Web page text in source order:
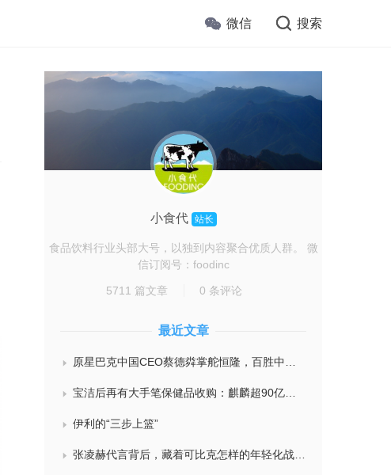
微信 搜索
小食代 站长
食品饮料行业头部大号，以独到内容聚合优质人群。 微
信订阅号：foodinc
5711 篇文章 0 条评论
最近文章
原星巴克中国CEO蔡德粦掌舵恒隆，百胜中国完成必胜客内地所有权收购，泸溪河迎来反转，帝亚吉欧裁减岗位计划发布，秋天第一杯奶茶爆单
宝洁后再有大手笔保健品收购：麒麟超90亿拿下健美生，在华已入驻山姆和开市客等多渠道，为何超300亿资本一周内“疯抢”VMS？
伊利的“三步上篮”
张凌赫代言背后，藏着可比克怎样的年轻化战略？